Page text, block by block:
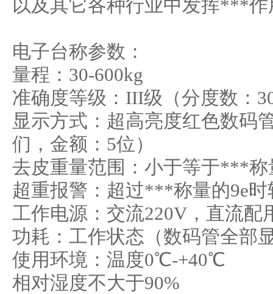
以及其它各种行业中发挥***作
电子台称参数：
量程：30-600kg
准确度等级：III级（分度数：
显示方式：超高亮度红色数码
们，金额：5位）
去皮重量范围：小于等于***
超重报警：超过***称量的9e
工作电源：交流220V，直流配
功耗：工作状态（数码管全部
使用环境：温度0℃-+40℃
相对湿度不大于90%